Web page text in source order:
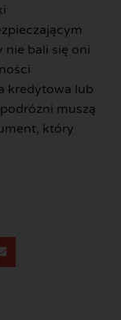
bali się oni
kredytowa lub
muszą
który